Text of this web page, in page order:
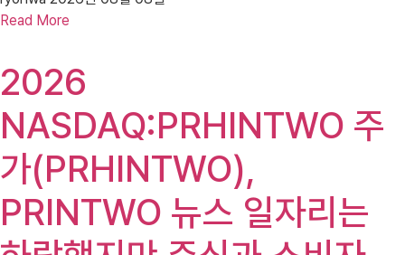
Read More
2026
NASDAQ:PRHINTWO 주
가(PRHINTWO),
PRINTWO 뉴스 일자리는